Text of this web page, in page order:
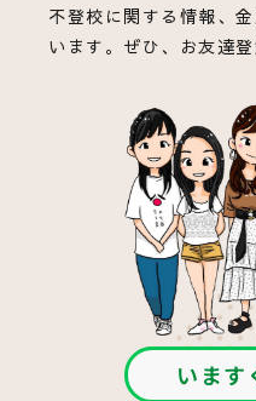
不登校に関する情報、
います。ぜひ、お友達登
います